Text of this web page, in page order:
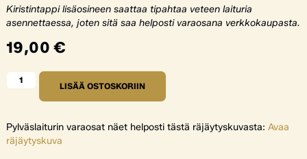
Kiristintappi lisäosineen saattaa tipahtaa veteen laituria
asennettaessa, joten sitä saa helposti varaosana verkkokaupasta.
19,00€
LISÄÄ OSTOSKORIIN
Pylväslaiturin varaosat näet helposti tästä räjäytyskuvasta: Avaa
räjäytyskuva